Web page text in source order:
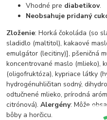
Vhodné pre diabetikov.
Neobsahuje pridaný
Zloženie: Horká čokoláda (so
sladidlo (maltitol), kakaové
emulgátor (lecitiny)], pšeničná
koncentrované maslo (mlieko),
(oligofruktóza), kypriace látky
hydrogénuhličitan sodný,
odtučnené mlieko, prírodná
citrónová).Alergény: Môže
bôby a horčicu.